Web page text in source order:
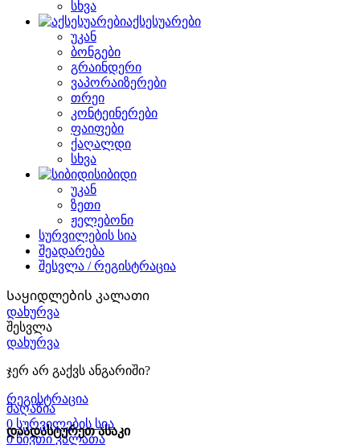
სხვა
აქსესუარები
უკან
ბონგები
გრაინდერი
ვაპორაიზერები
თრეი
კონტეინერები
ფაიფები
ქაღალდი
სხვა
სიბიდი
უკან
ზეთი
ჟელებონი
სურვილების სია
შეადარება
შესვლა / რეგისტრაცია
Საყიდლების კალათი
დახურვა
შესვლა
დახურვა
ჯერ არ გაქვს ანგარიში?
რეგისტრაცია
დაადასტურეთ ასაკი
მაღაზია
0 სურვილების სია
0ნივთი კალათა